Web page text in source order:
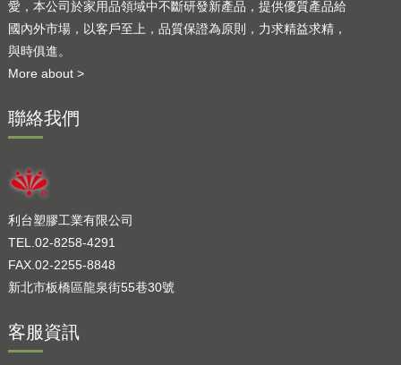
愛，本公司於家用品領域中不斷研發新產品，提供優質產品給
國內外市場，以客戶至上，品質保證為原則，力求精益求精，
與時俱進。
More about >
聯絡我們
利台塑膠工業有限公司
TEL.02-8258-4291
FAX.02-2255-8848
新北市板橋區龍泉街55巷30號
客服資訊